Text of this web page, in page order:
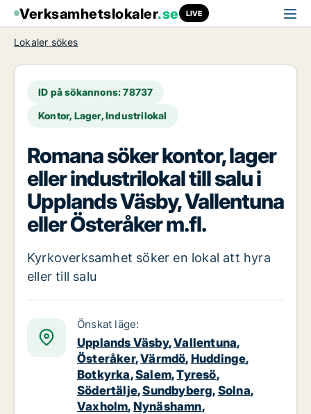
Verksamhetslokaler.se LIVE
Lokaler sökes
ID på sökannons: 78737
Kontor, Lager, Industrilokal
Romana söker kontor, lager
eller industrilokal till salu i
Upplands Väsby, Vallentuna
eller Österåker m.fl.
Kyrkoverksamhet söker en lokal att hyra
eller till salu
Önskat läge:
Upplands Väsby,Vallentuna,
Österåker,Värmdö, Huddinge,
Botkyrka,Salem,Tyresö,
Södertälje,Sundbyberg, Solna,
Vaxholm, Nynäshamn,